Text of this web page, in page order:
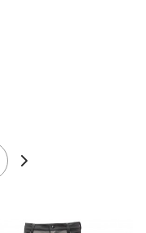
Następne produkty